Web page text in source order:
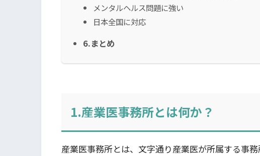
メンタルヘルス問題に強い
日本全国に対応
6.まとめ
1.産業医事務所とは何か？
産業医事務所とは、文字通り産業医が所属する事務